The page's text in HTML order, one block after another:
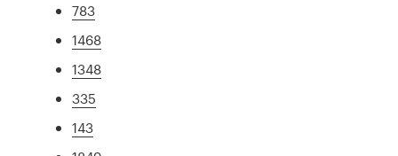
783
1468
1348
335
143